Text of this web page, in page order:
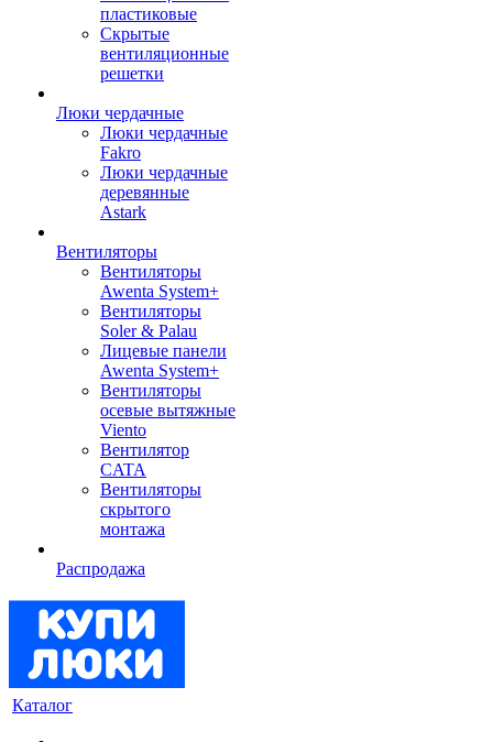
пластиковые
Скрытые
вентиляционные
решетки
Люки чердачные
Люки чердачные
Fakro
Люки чердачные
деревянные
Astark
Вентиляторы
Вентиляторы
Awenta System+
Вентиляторы
Soler & Palau
Лицевые панели
Awenta System+
Вентиляторы
осевые вытяжные
Viento
Вентилятор
CATA
Вентиляторы
скрытого
монтажа
Распродажа
Каталог